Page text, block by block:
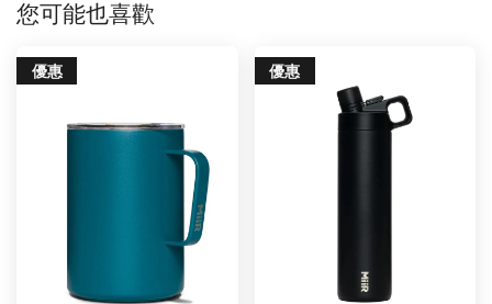
您可能也喜歡
優惠 優惠